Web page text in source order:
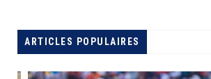
ARTICLES POPULAIRES